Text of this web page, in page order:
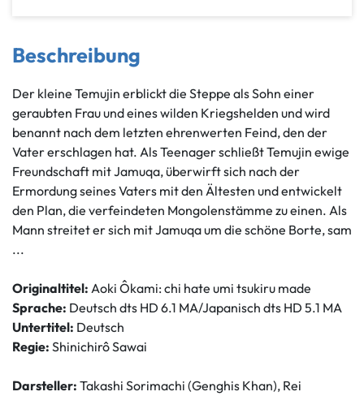
Beschreibung
Der kleine Temujin erblickt die Steppe als Sohn einer
geraubten Frau und eines wilden Kriegshelden und wird
benannt nach dem letzten ehrenwerten Feind, den der
Vater erschlagen hat. Als Teenager schließt Temujin ewige
Freundschaft mit Jamuqa, überwirft sich nach der
Ermordung seines Vaters mit den Ältesten und entwickelt
den Plan, die verfeindeten Mongolenstämme zu einen. Als
Mann streitet er sich mit Jamuqa um die schöne Borte, sam
...
Originaltitel: Aoki Ôkami: chi hate umi tsukiru made
Sprache: Deutsch dts HD 6.1 MA/Japanisch dts HD 5.1 MA
Untertitel: Deutsch
Regie: Shinichirô Sawai
Darsteller: Takashi Sorimachi (Genghis Khan), Rei